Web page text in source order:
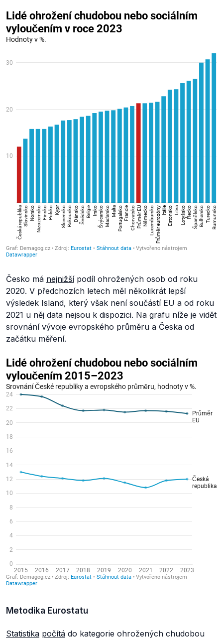
Česko má nejnižšípodíl ohrožených osob od roku
2020. V předchozích letech měl několikrát lepší
výsledek Island, který však není součástí EU a od roku
2021 u něj data nejsou k dispozici. Na grafu níže je vidět
srovnání vývoje evropského průměru a Česka od
začátku měření.
Metodika Eurostatu
Statistika počítá do kategorie ohrožených chudobou